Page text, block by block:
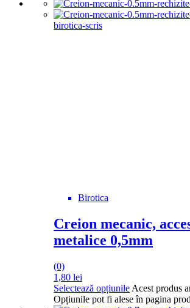
Birotica
Creion mecanic,
metalice 0,5mm
(0)
1,80 lei
Selectează opțiunile Acest produs
Opțiunile pot fi alese în pagina